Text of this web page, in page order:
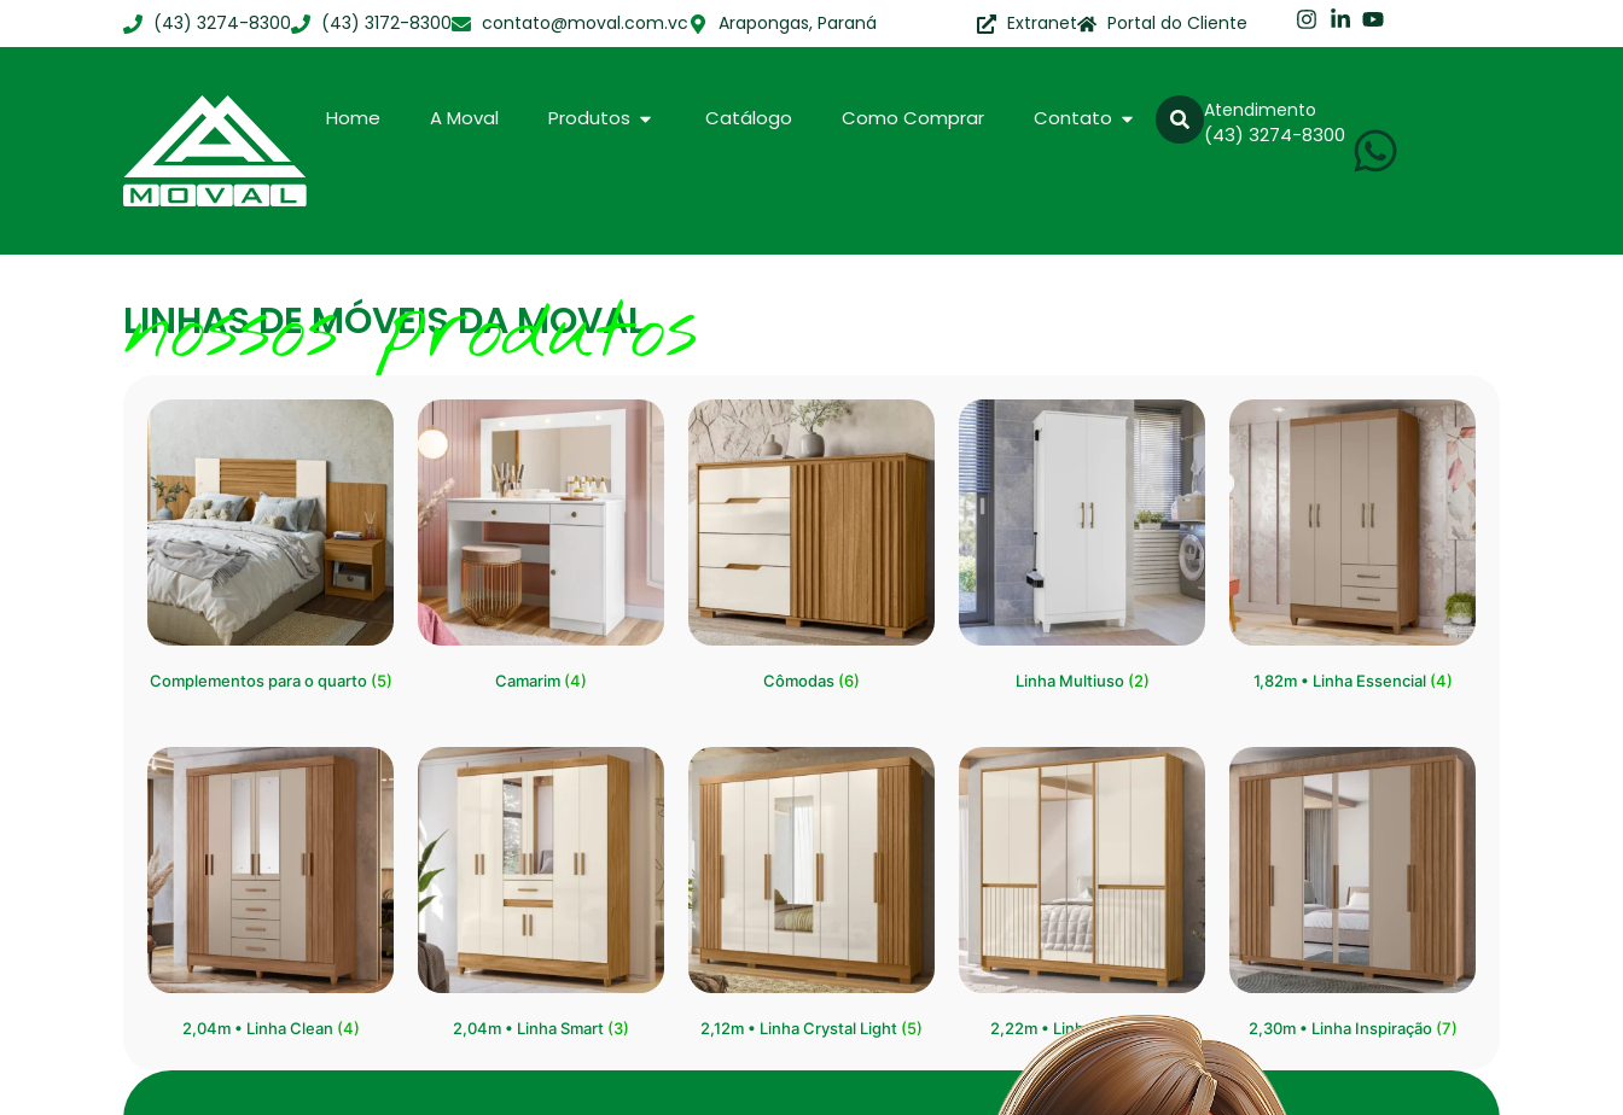
(43) 3274-8300 (43) 3172-8300 contato@moval.com.vc Arapongas, Paraná Extranet Portal do Cliente
Home A Moval Produtos Catálogo Como Comprar Contato Atendimento
(43) 3274-8300
LINHAS DE MÓVEIS DA MOVAL
nossos produtos
Complementos para o quarto (5) Camarim (4) Cômodas (6) Linha Multiuso (2) 1,82m • Linha Essencial (4)
2,04m • Linha Clean (4) ⁠2,04m • Linha Smart (3) 2,12m • Linha Crystal Light (5) 2,22m • Linha Crystal(6) 2,30m • Linha Inspiração (7)